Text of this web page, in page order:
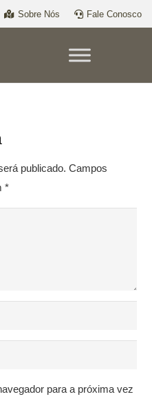
Sobre Nós Fale Conosco
publicado. Campos
*
para a próxima vez